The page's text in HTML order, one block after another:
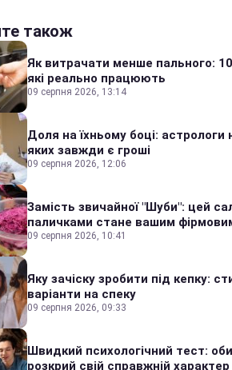
також
Як витрачати менше пального:
які реально працюють
09 серпня 2026, 13:14
Доля на їхньому боці: астрологи
яких завжди є гроші
09 серпня 2026, 12:06
Замість звичайної "Шуби": цей
паличками стане вашим
09 серпня 2026, 10:41
Яку зачіску зробити під кепку:
варіанти на спеку
09 серпня 2026, 09:33
Швидкий психологічний тест:
розкрий свій справжній характер